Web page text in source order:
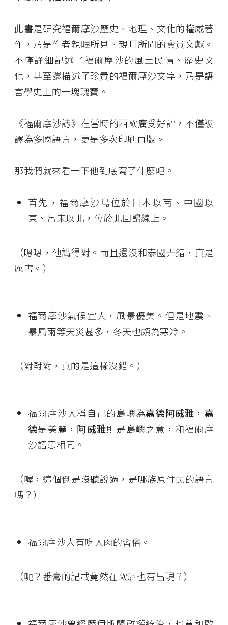
此書是研究福爾摩沙歷史、地理、文化的權威著
作，乃是作者親眼所見、親耳所聞的寶貴文獻。
不僅詳細記述了福爾摩沙的風土民情、歷史文
化，甚至還描述了珍貴的福爾摩沙文字，乃是語
言學史上的一塊瑰寶。
《福爾摩沙誌》在當時的西歐廣受好評，不僅被
譯為多國語言，更是多次印刷再版。
那我們就來看一下他到底寫了什麼吧。
首先，福爾摩沙島位於日本以南、中國以
東、呂宋以北，位於北回歸線上。
（嗯嗯，他講得對。而且還沒和泰國弄錯，真是
厲害。）
福爾摩沙氣候宜人，風景優美。但是地震、
暴風雨等天災甚多，冬天也頗為寒冷。
（對對對，真的是這樣沒錯。）
福爾摩沙人稱自己的島嶼為嘉德阿威雅 ， 嘉
德是美麗， 阿威雅則是島嶼之意，和福爾摩
沙語意相同。
（喔，這個倒是沒聽說過，是哪族原住民的語言
嗎？）
福爾摩沙人有吃人肉的習俗。
（呃？番膏的記載竟然在歐洲也有出現？）